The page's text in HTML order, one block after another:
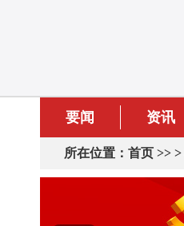
要闻 资讯
所在位置： 首页 >> >